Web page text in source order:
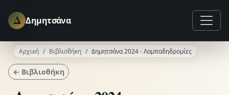
Δ Δημητσάνα
Αρχική Βιβλιοθήκη Δημητσάνα 2024 - Λαμπαδηδρομίες
← Βιβλιοθήκη